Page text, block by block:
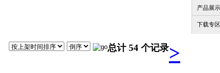
产品展
下载专区
总计 54 个记录>